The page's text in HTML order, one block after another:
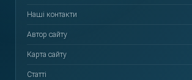
Наші контакти
Автор сайту
Карта сайту
Статті